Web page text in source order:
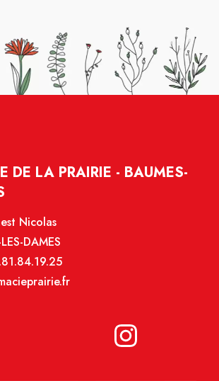
DE LA PRAIRIE - BAUMES-
Nicolas
DAMES